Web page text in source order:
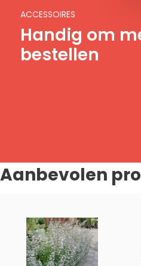
ACCESSOIRES
Handig om
bestellen
Aanbevolen